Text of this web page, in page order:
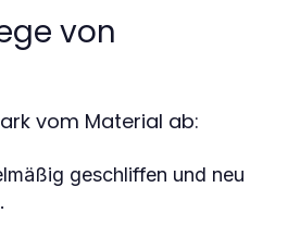
von
vom Material ab:
geschliffen und neu